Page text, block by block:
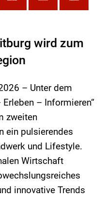
wird zum
– Unter dem
– Informieren“
zweiten
ein pulsierendes
und Lifestyle.
Wirtschaft
innovative Trends